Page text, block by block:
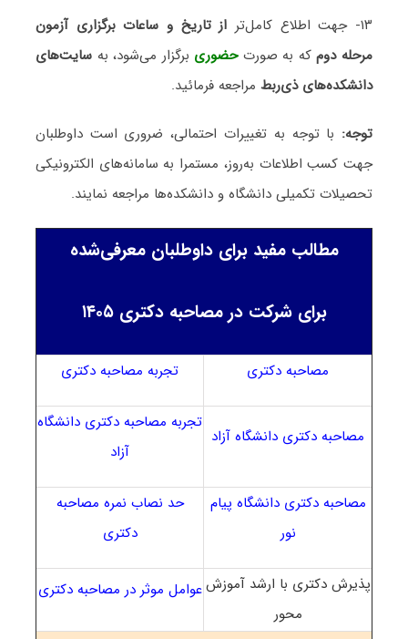
۱۳- جهت اطلاع کامل‌تر
از تاریخ و ساعات برگزاری آزمون
مرحله دومکه به صورتحضوری برگزار می‌شود، بهسایت‌های
دانشکده‌های ذی‌ربطمراجعه فرمائید.
توجه: با توجه به تغییرات احتمالی، ضروری است داوطلبان
جهت کسب اطلاعات به‌روز، مستمرا به سامانه‌های الکترونیکی
تحصیلات تکمیلی دانشگاه و دانشکده‌ها مراجعه نمایند.
مطالب مفید برای داوطلبان معرفی‌شده
برای شرکت در مصاحبه دکتری ۱۴۰۵
مصاحبه دکتری تجربه مصاحبه دکتری
مصاحبه دکتری دانشگاه آزاد
تجربه مصاحبه دکتری دانشگاه
آزاد
مصاحبه دکتری دانشگاه پیام
نور
حد نصاب نمره مصاحبه
دکتری
پذیرش دکتری با ارشد آموزش
محور
عوامل موثر در مصاحبه دکتری